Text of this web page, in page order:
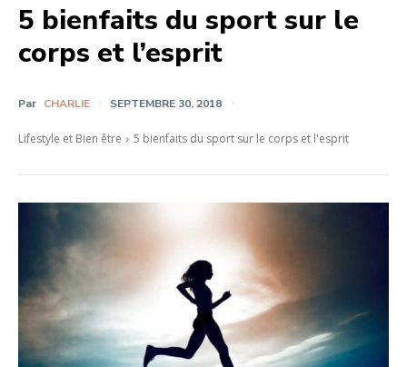
5 bienfaits du sport sur le
corps et l’esprit
Par CHARLIE SEPTEMBRE 30, 2018
Lifestyle et Bien être 5 bienfaits du sport sur le corps et l'esprit